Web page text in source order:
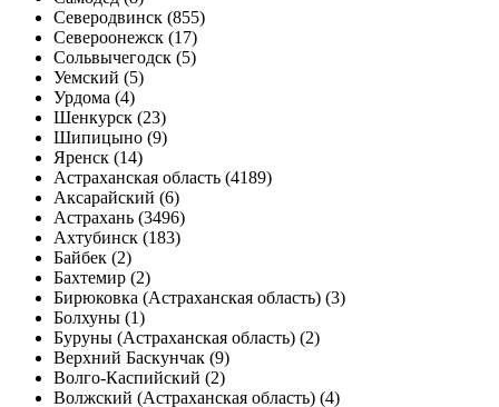
Северодвинск (855)
Североонежск (17)
Сольвычегодск (5)
Уемский (5)
Урдома (4)
Шенкурск (23)
Шипицыно (9)
Яренск (14)
Астраханская область (4189)
Аксарайский (6)
Астрахань (3496)
Ахтубинск (183)
Байбек (2)
Бахтемир (2)
Бирюковка (Астраханская область) (3)
Болхуны (1)
Буруны (Астраханская область) (2)
Верхний Баскунчак (9)
Волго-Каспийский (2)
Волжский (Астраханская область) (4)